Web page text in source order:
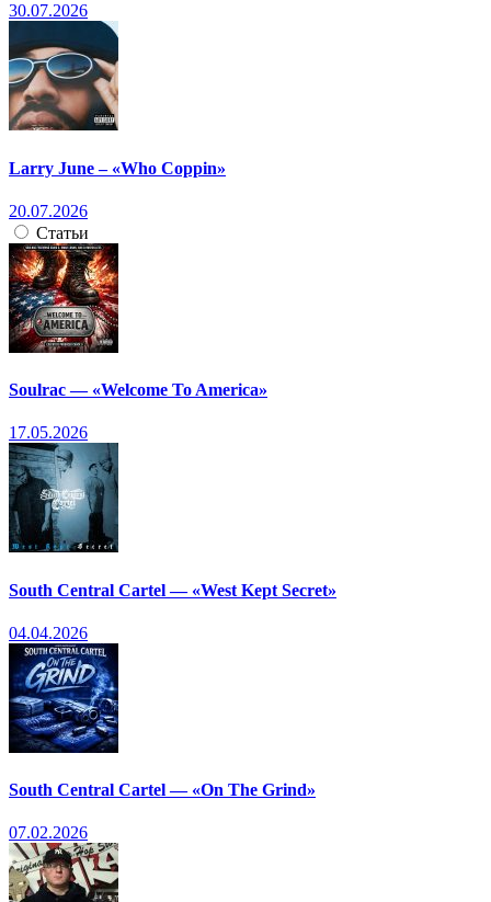
30.07.2026
Larry June – «Who Coppin»
20.07.2026
Статьи
Soulrac — «Welcome To America»
17.05.2026
South Central Cartel — «West Kept Secret»
04.04.2026
South Central Cartel — «On The Grind»
07.02.2026